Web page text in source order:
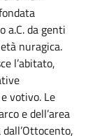
a.C. da genti
nuragica.
l’abitato,
votivo. Le
e dell’area